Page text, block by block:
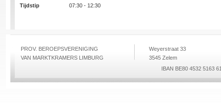
Tijdstip
07:30 - 12:30
PROV. BEROEPSVERENIGING
VAN MARKTKRAMERS LIMBURG
Weyerstraat 33
3545 Zelem
IBAN BE80 4532